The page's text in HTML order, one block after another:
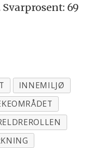
69
INNEMILJØ